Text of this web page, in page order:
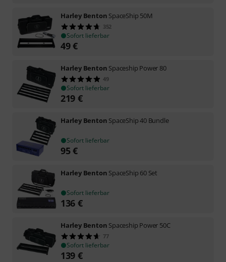
Harley Benton SpaceShip 50M
352
Sofort lieferbar
49€
Harley Benton Spaceship Power 80
49
Sofort lieferbar
219 €
Harley Benton SpaceShip 40 Bundle
Sofort lieferbar
95€
Harley Benton SpaceShip 60 Set
Sofort lieferbar
136 €
Harley Benton Spaceship Power 50C
77
Sofort lieferbar
139 €